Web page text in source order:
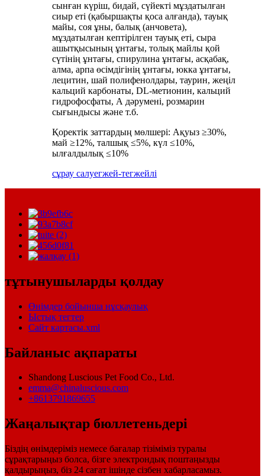
сынған күріш, бидай, сүйекті мұздатылған
сиыр еті (қабыршақты қоса алғанда), тауық
майы, соя ұны, балық (анчовета),
мұздатылған кептірілген тауық еті, сыра
ашытқысының ұнтағы, толық майлы қой
сүтінің ұнтағы, спирулина ұнтағы, асқабақ,
алма, арпа өсімдігінің ұнтағы, юкка ұнтағы,
лецитин, шай полифенолдары, таурин, жеңіл
кальций карбонаты, DL-метионин, кальций
гидрофосфаты, А дәрумені, розмарин
сығындысы және т.б.
Қоректік заттардың мөлшері: Ақуыз ≥30%,
май ≥12%, талшық ≤5%, күл ≤10%,
ылғалдылық ≤10%
сұрау салуегжей-тегжейлі
тұтынушыларды қолдау
Өнімдер бойынша нұсқаулық
Ыстық тегтер
Сайт картасы.xml
Байланыс ақпараты
Shandong Luscious Pet Food Co., Ltd.
emma@chinaluscious.com
+8613791869655
Жаңалықтар бюллетеньдері
Біздің өнімдеріміз немесе бағалар тізіміміз туралы
сұрақтарыңыз болса, бізге электрондық поштаңызды
қалдырыңыз, біз 24 сағат ішінде сізбен хабарласамыз.